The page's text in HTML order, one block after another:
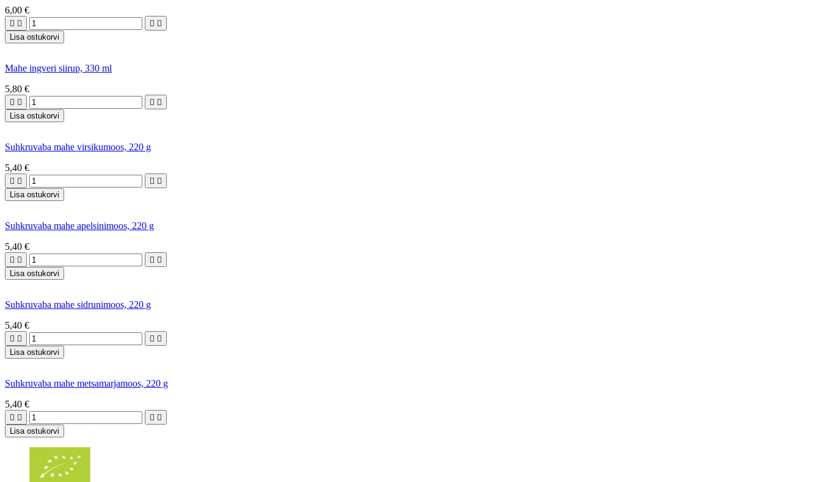
6,00 €
   
Lisa ostukorvi
Mahe ingveri siirup, 330 ml
5,80 €
   
Lisa ostukorvi
Suhkruvaba mahe virsikumoos, 220 g
5,40 €
   
Lisa ostukorvi
Suhkruvaba mahe apelsinimoos, 220 g
5,40 €
   
Lisa ostukorvi
Suhkruvaba mahe sidrunimoos, 220 g
5,40 €
   
Lisa ostukorvi
Suhkruvaba mahe metsamarjamoos, 220 g
5,40 €
   
Lisa ostukorvi